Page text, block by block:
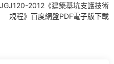
JGJ120-2012《建築基坑支護技術
規程》百度網盤PDF電子版下載